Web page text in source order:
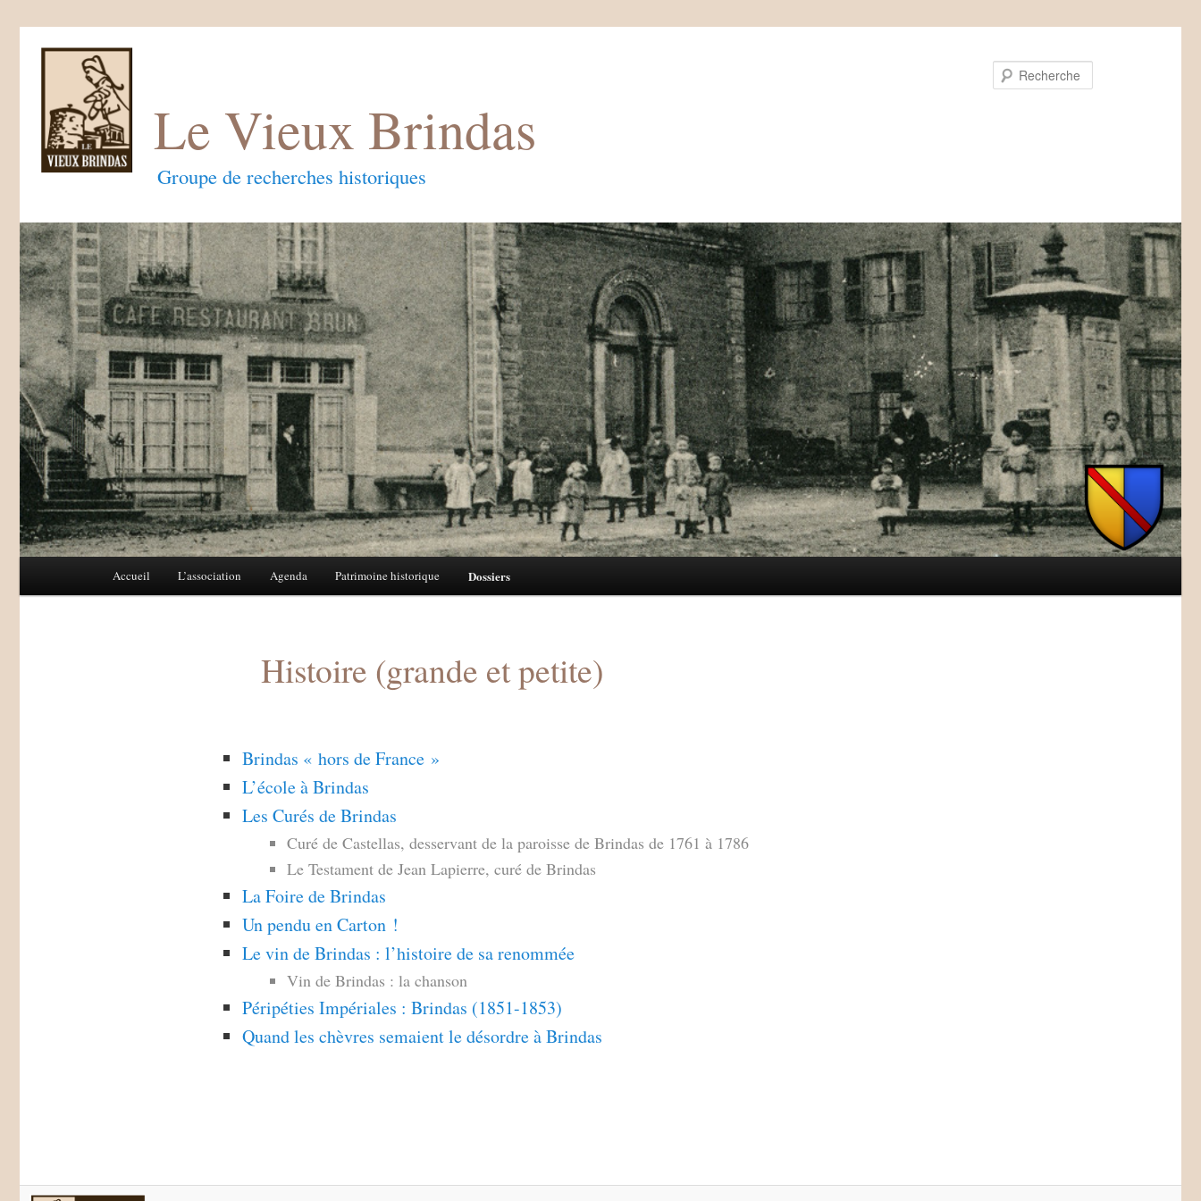
Le Vieux Brindas
Groupe de recherches historiques
Aller
Aller
Accueil L’association Agenda Patrimoine historique Dossiers
Histoire (grande et petite)
Brindas « hors de France »
L’école à Brindas
Les Curés de Brindas
Curé de Castellas, desservant de la paroisse de Brindas de 1761 à 1786
Le Testament de Jean Lapierre, curé de Brindas
La Foire de Brindas
Un pendu en Carton !
Le vin de Brindas : l’histoire de sa renommée
Vin de Brindas : la chanson
Péripéties Impériales : Brindas (1851-1853)
Quand les chèvres semaient le désordre à Brindas